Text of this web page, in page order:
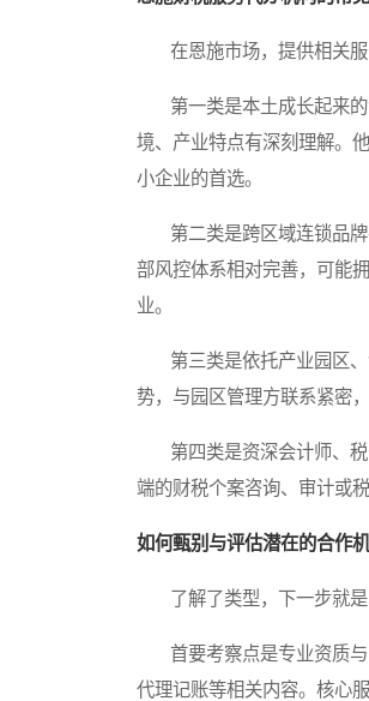
在恩施市场，提供相关服
第一类是本土成长起来的
境、产业特点有深刻理解。
小企业的首选。
第二类是跨区域连锁品牌
部风控体系相对完善，可能
业。
第三类是依托产业园区、
势，与园区管理方联系紧密
第四类是资深会计师、税
端的财税个案咨询、审计或
如何甄别与评估潜在的合作机
了解了类型，下一步就是
首要考察点是专业资质与
代理记账等相关内容。核心